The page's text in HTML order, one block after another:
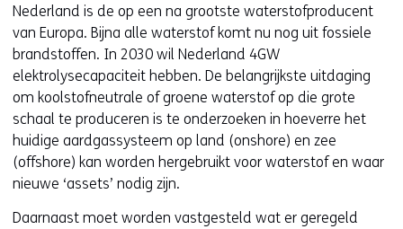
Nederland is de op een na grootste waterstofproducent
van Europa. Bijna alle waterstof komt nu nog uit fossiele
brandstoffen. In 2030 wil Nederland 4GW
elektrolysecapaciteit hebben. De belangrijkste uitdaging
om koolstofneutrale of groene waterstof op die grote
schaal te produceren is te onderzoeken in hoeverre het
huidige aardgassysteem op land (onshore) en zee
(offshore) kan worden hergebruikt voor waterstof en waar
nieuwe ‘assets’ nodig zijn.
Daarnaast moet worden vastgesteld wat er geregeld